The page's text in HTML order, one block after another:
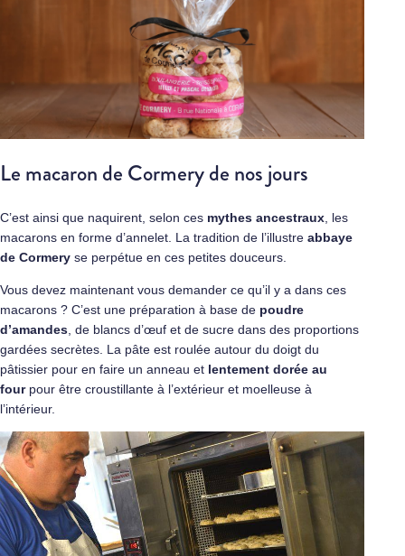
Le macaron de Cormery de nos jours
C’est ainsi que naquirent, selon ces mythes ancestraux , les
macarons en forme d’annelet. La tradition de l’illustre abbaye
de Cormery se perpétue en ces petites douceurs.
Vous devez maintenant vous demander ce qu’il y a dans ces
macarons ? C’est une préparation à base de poudre
d’amandes , de blancs d’œuf et de sucre dans des proportions
gardées secrètes. La pâte est roulée autour du doigt du
pâtissier pour en faire un anneau et lentement dorée au
fourpour être croustillante à l’extérieur et moelleuse à
l’intérieur.